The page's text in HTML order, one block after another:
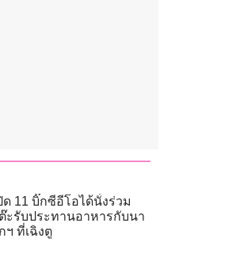
ด 11 บิ๊กซีอีโอได้นั่งร่วม
ะรับประทานอาหารกับนา
ฯ ที่เฉิงตู